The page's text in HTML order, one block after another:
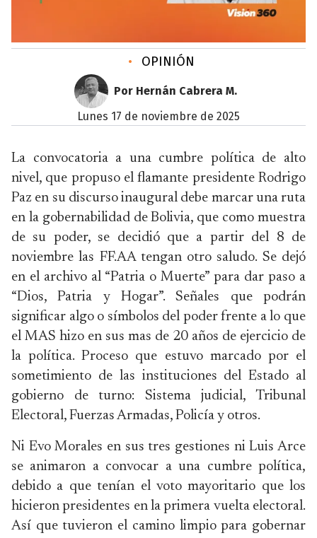
• OPINIÓN
Por Hernán Cabrera M.
lunes 17 de noviembre de 2025
La convocatoria a una cumbre política de alto
nivel, que propuso el flamante presidente Rodrigo
Paz en su discurso inaugural debe marcar una ruta
en la gobernabilidad de Bolivia, que como muestra
de su poder, se decidió que a partir del 8 de
noviembre las FF.AA tengan otro saludo. Se dejó
en el archivo al “Patria o Muerte” para dar paso a
“Dios, Patria y Hogar”. Señales que podrán
significar algo o símbolos del poder frente a lo que
el MAS hizo en sus mas de 20 años de ejercicio de
la política. Proceso que estuvo marcado por el
sometimiento de las instituciones del Estado al
gobierno de turno: Sistema judicial, Tribunal
Electoral, Fuerzas Armadas, Policía y otros.
Ni Evo Morales en sus tres gestiones ni Luis Arce
se animaron a convocar a una cumbre política,
debido a que tenían el voto mayoritario que los
hicieron presidentes en la primera vuelta electoral.
Así que tuvieron el camino limpio para gobernar